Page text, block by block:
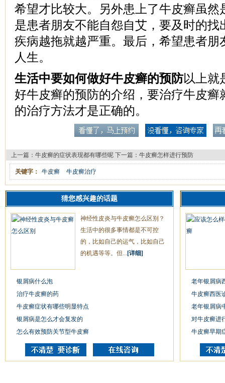
希望才比较大。另外患上了牛皮癣虽然
是患者朋友不能自怨自艾，要及时的找
疾病越拖就越严重。最后，希望患者朋
人生。
生活中要如何做好牛皮癣的预防以上就
好牛皮癣的预防的介绍，要治疗牛皮癣
的治疗方法才是正确的。
上一篇： 牛皮癣的症状表现都有哪些呢 下一篇： 牛皮癣怎样进行预防
关键字： 牛皮癣 牛皮癣治疗
猜您感兴趣的话题
神经性皮炎与牛皮癣怎么区别？
生活中的很多事情都是不可控
的，比如自己的运气，比如自己
的机遇等等。但... [详细]
银屑病什么泡
治疗牛皮癣的药
牛皮癣症状有哪些明显特点
银屑病是怎么才会复发的
怎么有效预防关节型牛皮癣
老年银屑病
牛皮癣西医
老年银屑病
对牛皮癣进
牛皮癣早期